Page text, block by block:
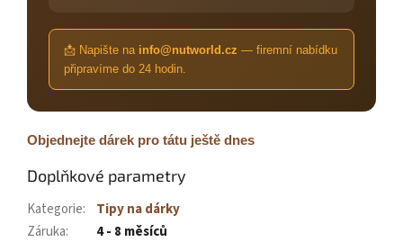
📩 Napište na info@nutworld.cz — firemní nabídku
připravíme do 24 hodin.
Objednejte dárek pro tátu ještě dnes
Doplňkové parametry
Kategorie:
Tipy na dárky
Záruka:
4 - 8 měsíců